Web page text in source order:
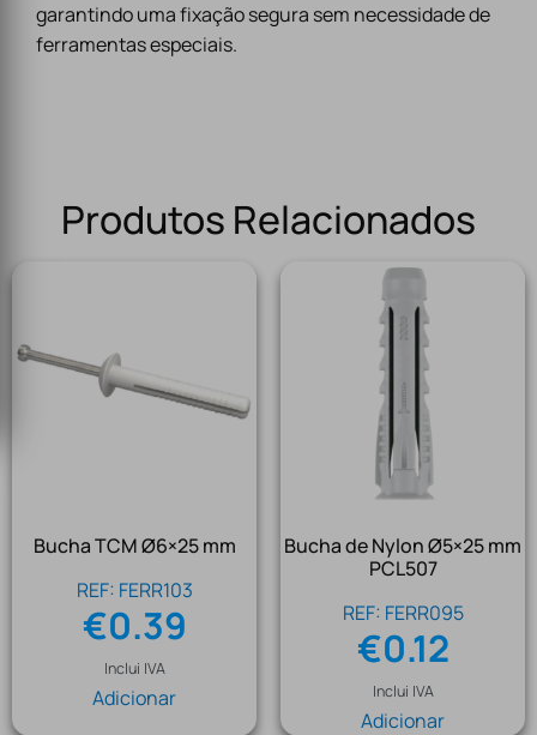
garantindo uma fixação segura sem necessidade de
ferramentas especiais.
Produtos Relacionados
Bucha TCM Ø6×25 mm
REF: FERR103
€0.39
Inclui IVA
Adicionar
Bucha de Nylon Ø5×25 mm
PCL507
REF: FERR095
€0.12
Inclui IVA
Adicionar